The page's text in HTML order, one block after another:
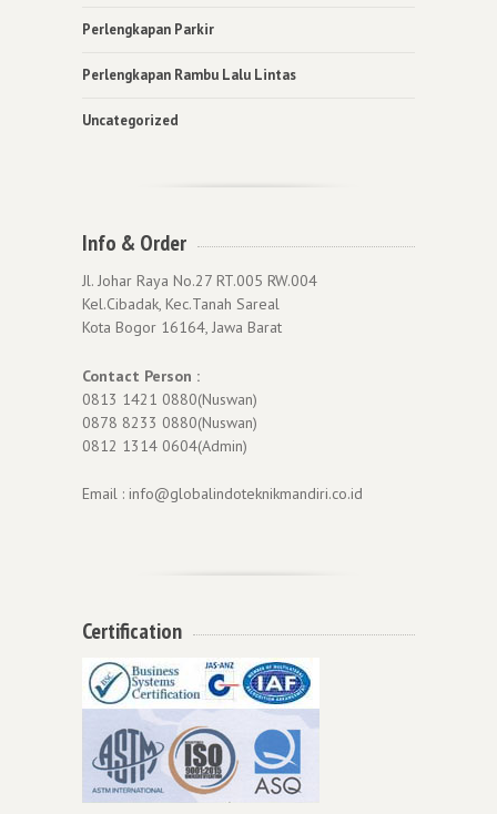
Perlengkapan Parkir
Perlengkapan Rambu Lalu Lintas
Uncategorized
Info & Order
Jl. Johar Raya No.27 RT.005 RW.004
Kel.Cibadak, Kec.Tanah Sareal
Kota Bogor 16164, Jawa Barat
Contact Person :
0813 1421 0880(Nuswan)
0878 8233 0880(Nuswan)
0812 1314 0604(Admin)
Email : info@globalindoteknikmandiri.co.id
Certification